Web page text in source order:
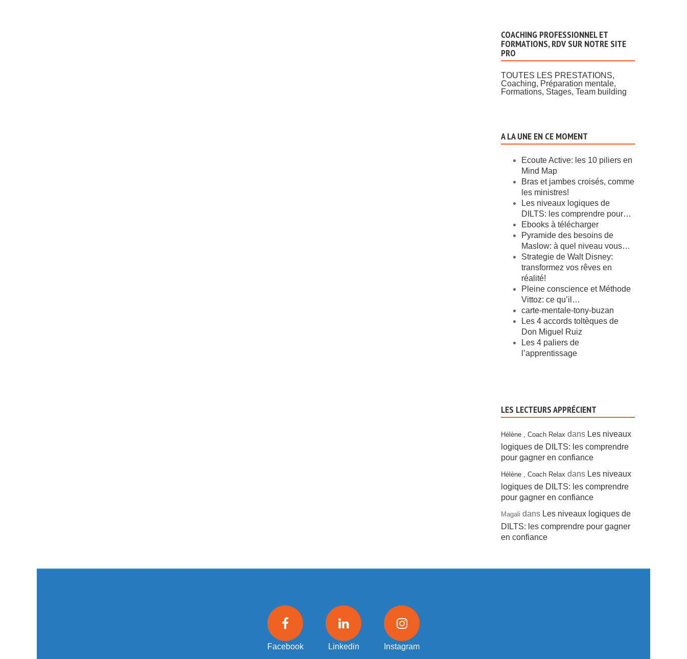
COACHING PROFESSIONNEL ET
FORMATIONS, RDV SUR NOTRE SITE
PRO
TOUTES LES PRESTATIONS,
Coaching, Préparation mentale,
Formations, Stages, Team building
A LA UNE EN CE MOMENT
Ecoute Active: les 10 piliers en
Mind Map
Bras et jambes croisés, comme
les ministres!
Les niveaux logiques de
DILTS: les comprendre pour…
Ebooks à télécharger
Pyramide des besoins de
Maslow: à quel niveau vous…
Strategie de Walt Disney:
transformez vos rêves en
réalité!
Pleine conscience et Méthode
Vittoz: ce qu’il…
carte-mentale-tony-buzan
Les 4 accords toltèques de
Don Miguel Ruiz
Les 4 paliers de
l’apprentissage
LES LECTEURS APPRÉCIENT
Hélène , Coach Relax dans Les niveaux
logiques de DILTS: les comprendre
pour gagner en confiance
Hélène , Coach Relax dans Les niveaux
logiques de DILTS: les comprendre
pour gagner en confiance
Magali dans Les niveaux logiques de
DILTS: les comprendre pour gagner
en confiance
Facebook Linkedin Instagram